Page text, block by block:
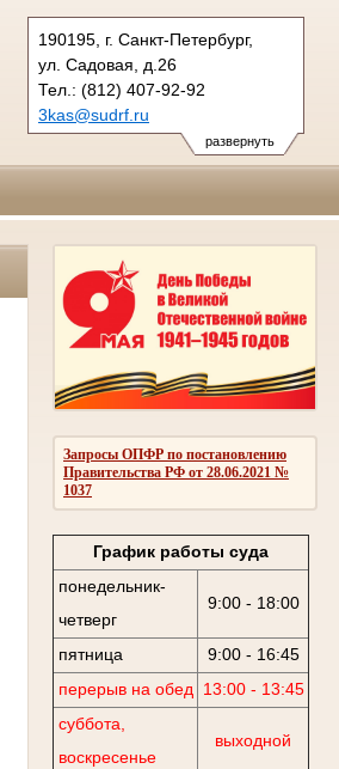
развернуть
190195, г. Санкт-Петербург,
ул. Садовая, д.26
Тел.: (812) 407-92-92
3kas@sudrf.ru
Запросы ОПФР по постановлению
Правительства РФ от 28.06.2021 №
1037
График работы суда
понедельник-
четверг
9:00 - 18:00
пятница
9:00 - 16:45
перерыв на обед 13:00 - 13:45
суббота,
воскресенье
выходной